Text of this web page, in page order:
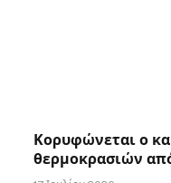
Κορυφώνεται ο
θερμοκρασιών